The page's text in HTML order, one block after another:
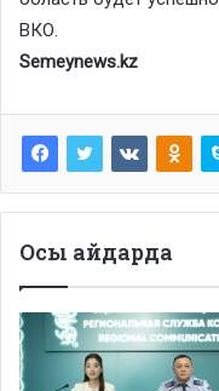
ВКО.
Semeynews.kz
Осы айдарда